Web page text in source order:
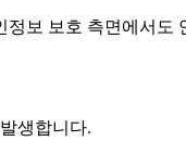
보 보호 측면에서도
생합니다.